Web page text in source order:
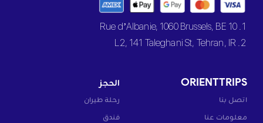
1. 10 Rue d’Albanie, 1060 Brussels, BE
2. L2, 141 Taleghani St, Tehran, IR
ORIENTTRIPS
اتصل بنا
معلومات عنا
الحجز
رحلة طيران
فندق